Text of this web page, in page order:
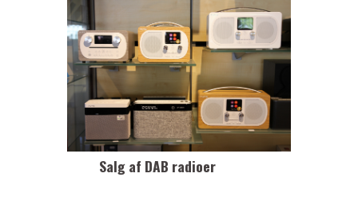
Salg af DAB radioer